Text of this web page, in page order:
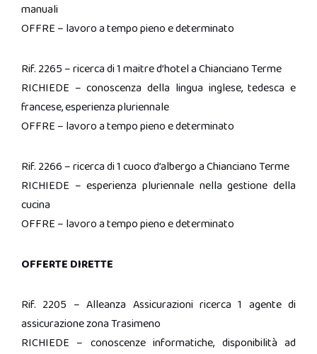
manuali
OFFRE – lavoro a tempo pieno e determinato
Rif. 2265 – ricerca di 1 maitre d’hotel a Chianciano Terme
RICHIEDE – conoscenza della lingua inglese, tedesca e
francese, esperienza pluriennale
OFFRE – lavoro a tempo pieno e determinato
Rif. 2266 – ricerca di 1 cuoco d’albergo a Chianciano Terme
RICHIEDE – esperienza pluriennale nella gestione della
cucina
OFFRE – lavoro a tempo pieno e determinato
OFFERTE DIRETTE
Rif. 2205 – Alleanza Assicurazioni ricerca 1 agente di
assicurazione zona Trasimeno
RICHIEDE – conoscenze informatiche, disponibilità ad